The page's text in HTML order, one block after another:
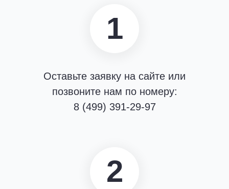
1
Оставьте заявку на сайте или
позвоните нам по номеру:
8 (499) 391-29-97
2